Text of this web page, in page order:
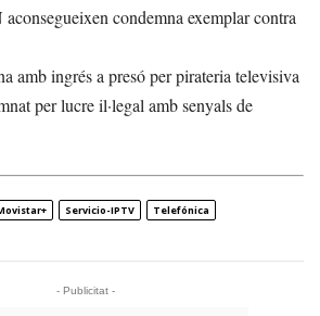
condemna exemplar contra
amb ingrés a presó per pirateria televisiva
per lucre il·legal amb senyals de
Servicio-IPTV
Telefónica
- Publicitat -